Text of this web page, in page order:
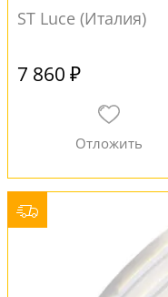
ST Luce (Италия)
7 860 ₽